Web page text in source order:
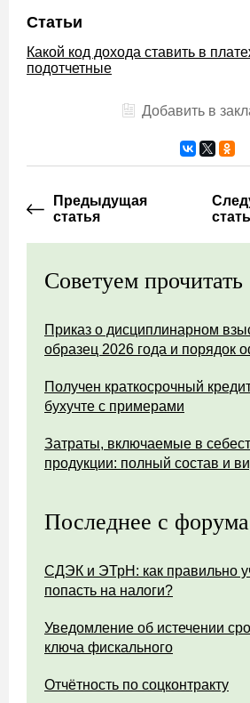
Статьи
Какой код дохода ставить в
подотчетные
Добавить в
Предыдущая
статья
Советуем прочитать
Приказ о дисциплинарном
образец 2026 года и порядок
Получен краткосрочный
бухучте с примерами
Затраты, включаемые в
продукции: полный состав и
Последнее с форума
СДЭК и ЭТрН: как правильно
попасть на налоги?
Уведомление об истечении
ключа фискального
Отчётность по соцконтракту